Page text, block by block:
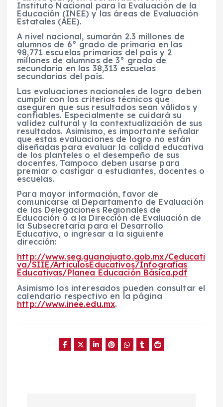
Instituto Nacional para la Evaluación de la
Educación (INEE) y las áreas de Evaluación
Estatales (AEE).
A nivel nacional, sumarán 2.3 millones de
alumnos de 6° grado de primaria en las
98,771 escuelas primarias del país y 2
millones de alumnos de 3° grado de
secundaria en las 38,313 escuelas
secundarias del país.
Las evaluaciones nacionales de logro deben
cumplir con los criterios técnicos que
aseguren que sus resultados sean válidos y
confiables. Especialmente se cuidará su
validez cultural y la contextualización de sus
resultados. Asimismo, es importante señalar
que estas evaluaciones de logro no están
diseñadas para evaluar la calidad educativa
de los planteles o el desempeño de sus
docentes. Tampoco deben usarse para
premiar o castigar a estudiantes, docentes o
escuelas.
Para mayor información, favor de
comunicarse al Departamento de Evaluación
de las Delegaciones Regionales de
Educación o a la Dirección de Evaluación de
la Subsecretaría para el Desarrollo
Educativo, o ingresar a la siguiente
dirección:
http://www.seg.guanajuato.gob.mx/Ceducati
va/SIIE/ArticulosEducativos/Infografías
Educativas/Planea Educación Básica.pdf
Asimismo los interesados pueden consultar el
calendario respectivo en la página
http://www.inee.edu.mx.